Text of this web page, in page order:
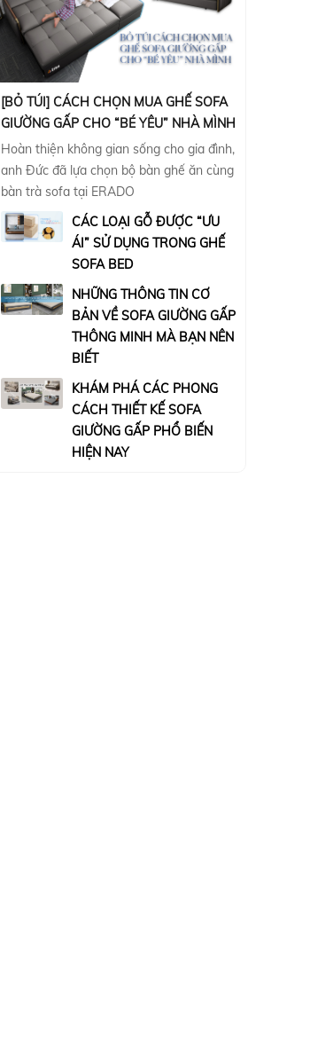
[BỎ TÚI] CÁCH CHỌN MUA GHẾ SOFA
GIƯỜNG GẤP CHO “BÉ YÊU” NHÀ MÌNH
Hoàn thiện không gian sống cho gia đình,
anh Đức đã lựa chọn bộ bàn ghế ăn cùng
bàn trà sofa tại ERADO
CÁC LOẠI GỖ ĐƯỢC “ƯU
ÁI” SỬ DỤNG TRONG GHẾ
SOFA BED
NHỮNG THÔNG TIN CƠ
BẢN VỀ SOFA GIƯỜNG GẤP
THÔNG MINH MÀ BẠN NÊN
BIẾT
KHÁM PHÁ CÁC PHONG
CÁCH THIẾT KẾ SOFA
GIƯỜNG GẤP PHỔ BIẾN
HIỆN NAY